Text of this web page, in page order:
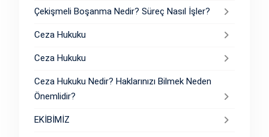
Çekişmeli Boşanma Nedir? Süreç Nasıl İşler?
Ceza Hukuku
Ceza Hukuku
Ceza Hukuku Nedir? Haklarınızı Bilmek Neden
Önemlidir?
EKİBİMİZ